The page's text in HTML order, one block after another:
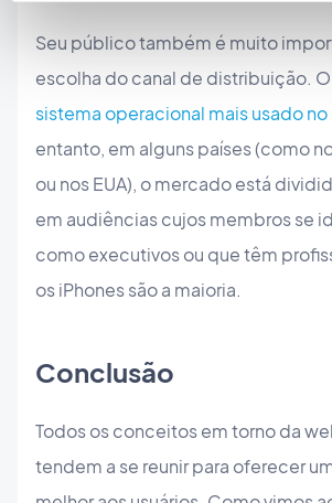
Seu público também é muito
escolha do canal de distribuição.
sistema operacional mais usado
entanto, em alguns países (como
ou nos EUA), o mercado está
em audiências cujos membros se
como executivos ou que têm
os iPhones são a maioria.
Conclusão
Todos os conceitos em torno da
tendem a se reunir para oferecer